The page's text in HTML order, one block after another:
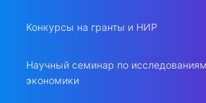
Конкурсы на гранты и НИР
Научный семинар по
экономики